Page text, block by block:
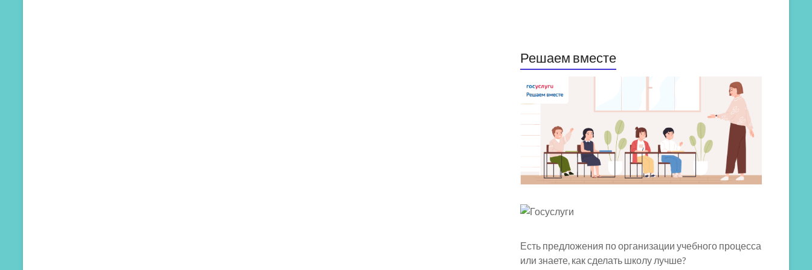
Решаем вместе
Есть предложения по организации учебного процесса
или знаете, как сделать школу лучше?